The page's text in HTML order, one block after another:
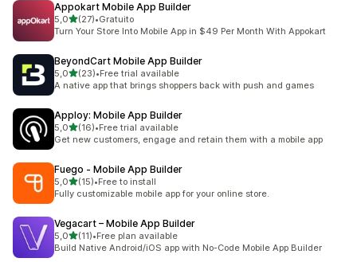
Appokart Mobile App Builder
5,0de 5 estrelas
(27)
27 total de avaliações
•Gratuito
Turn Your Store Into Mobile App in $49 Per Month With Appokart
BeyondCart Mobile App Builder
5,0de 5 estrelas
(23)
23 total de avaliações
•Free trial available
A native app that brings shoppers back with push and games
Apploy: Mobile App Builder
5,0de 5 estrelas
(16)
16 total de avaliações
•Free trial available
Get new customers, engage and retain them with a mobile app
Fuego ‑ Mobile App Builder
5,0de 5 estrelas
(15)
15 total de avaliações
•Free to install
Fully customizable mobile app for your online store.
Vegacart – Mobile App Builder
5,0de 5 estrelas
(11)
11 total de avaliações
•Free plan available
Build Native Android/iOS app with No-Code Mobile App Builder